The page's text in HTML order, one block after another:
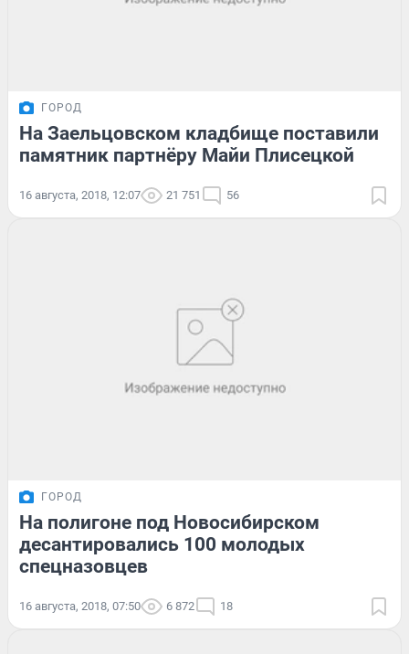
ГОРОД
На Заельцовском кладбище поставили
памятник партнёру Майи Плисецкой
16 августа, 2018, 12:07 21 751 56
ГОРОД
На полигоне под Новосибирском
десантировались 100 молодых
спецназовцев
16 августа, 2018, 07:50 6 872 18